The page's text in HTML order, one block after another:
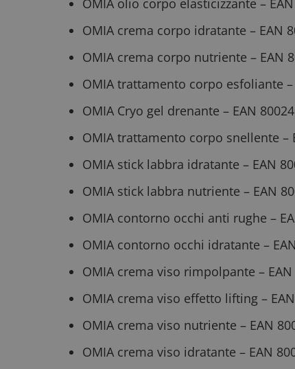
OMIA crema corpo idratante – EAN
OMIA crema corpo nutriente – EAN
OMIA trattamento corpo esfoliante –
OMIA Cryo gel drenante – EAN
OMIA trattamento corpo snellente –
OMIA stick labbra idratante – EAN
OMIA stick labbra nutriente – EAN
OMIA contorno occhi anti rughe –
OMIA contorno occhi idratante –
OMIA crema viso rimpolpante – EAN
OMIA crema viso effetto lifting –
OMIA crema viso nutriente – EAN
OMIA crema viso idratante – EAN